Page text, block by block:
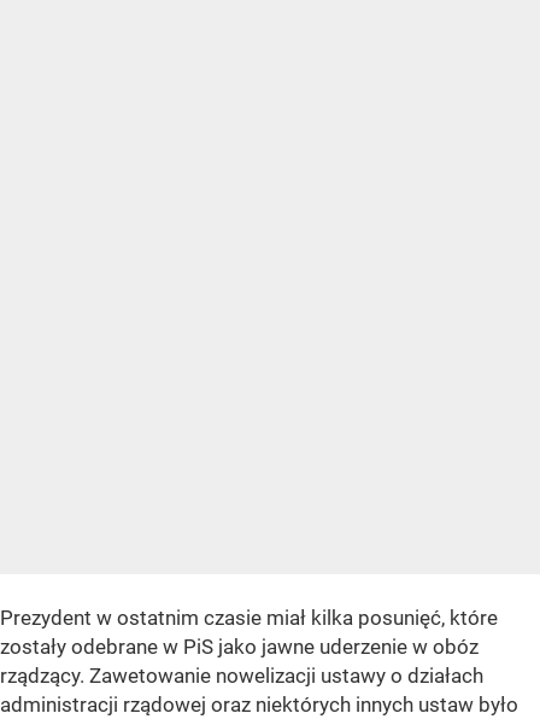
Prezydent w ostatnim czasie miał kilka posunięć, które
zostały odebrane w PiS jako jawne uderzenie w obóz
rządzący. Zawetowanie nowelizacji ustawy o działach
administracji rządowej oraz niektórych innych ustaw było